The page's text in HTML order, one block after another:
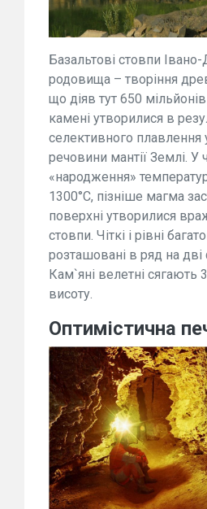
Базальтові стовпи
родовища – творіння
що діяв тут 650
камені утворилися в
селективного плавлення
речовини мантії Землі. У
«народження»
1300°С, пізніше магма
поверхні утворилися
стовпи. Чіткі і рівні
розташовані в ряд на дві
Кам`яні велетні сягають
висоту.
Оптимістична